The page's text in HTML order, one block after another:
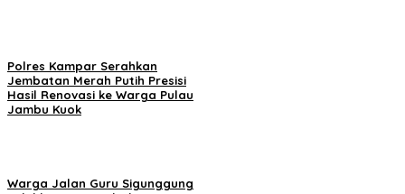
Polres Kampar Serahkan
Jembatan Merah Putih Presisi
Hasil Renovasi ke Warga Pulau
Jambu Kuok
Warga Jalan Guru Sigunggung